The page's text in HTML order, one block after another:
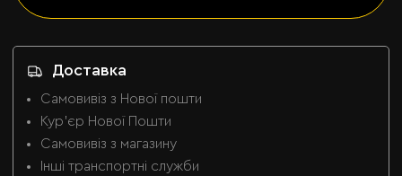
Доставка
Самовивіз з Нової пошти
Кур'єр Нової Пошти
Самовивіз з магазину
Інші транспортні служби